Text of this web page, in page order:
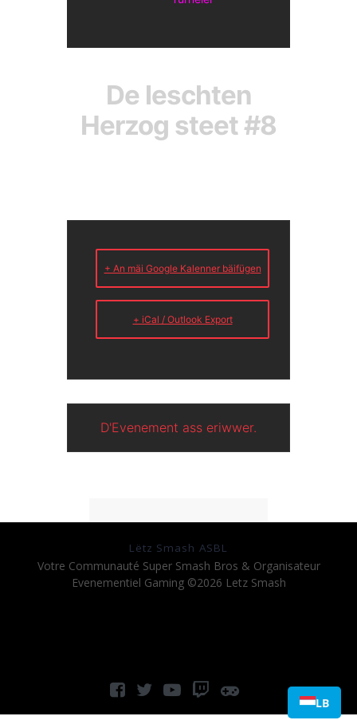
De leschten
Herzog steet #8
+ An mäi Google Kalenner bäifügen
+ iCal / Outlook Export
D'Evenement ass eriwwer.
Lëtz Smash ASBL
Votre Communauté Super Smash Bros & Organisateur
Evenementiel Gaming ©2026 Letz Smash
LB